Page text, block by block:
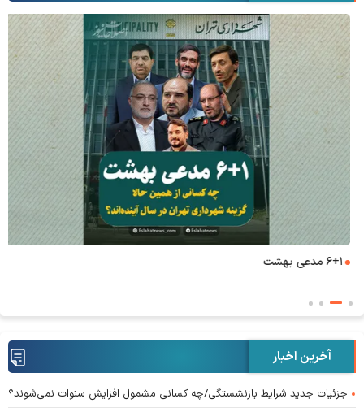
۶+۱ مدعی بهشت
آخرین اخبار
جزئیات جدید شرایط بازنشستگی/چه کسانی مشمول افزایش سنوات نمی‌شوند؟